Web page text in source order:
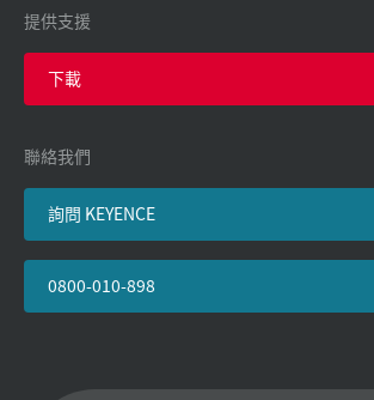
提供支援
下載
聯絡我們
詢問 KEYENCE
0800-010-898